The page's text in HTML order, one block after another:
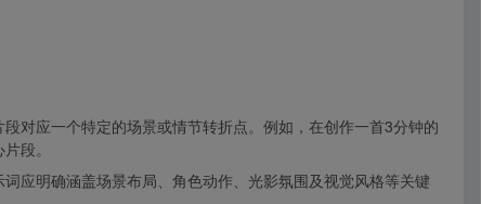
对应一个特定的场景或情节转折点。例如，在创作一首3分钟的
段。
应明确涵盖场景布局、角色动作、光影氛围及视觉风格等关键